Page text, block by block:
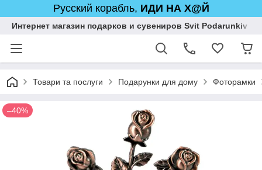
Русский корабль, ИДИ НА Х@Й
Интернет магазин подарков и сувениров Svit Podarunkiv
Товари та послуги Подарунки для дому Фоторамки
–40%